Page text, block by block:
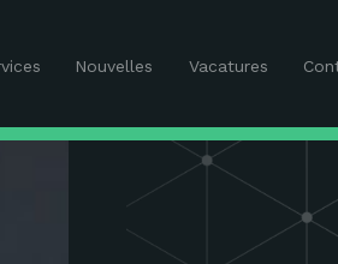
Nouvelles Vacatures